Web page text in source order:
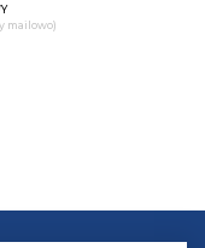
mailowo)